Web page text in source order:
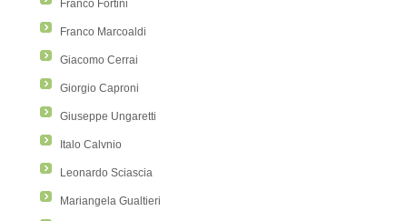
Franco Fortini
Franco Marcoaldi
Giacomo Cerrai
Giorgio Caproni
Giuseppe Ungaretti
Italo Calvnio
Leonardo Sciascia
Mariangela Gualtieri